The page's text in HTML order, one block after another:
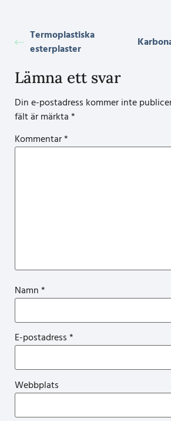
Termoplastiska
esterplaster
Lämna ett svar
Din e-postadress kommer inte
fält är märkta*
Kommentar*
Namn*
E-postadress*
Webbplats